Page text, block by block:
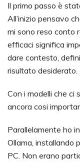
Il primo passo è
All’inizio pensavo
mi sono reso conto
efficaci significa
dare contesto,
risultato desiderato.
Con i modelli che ci
ancora cosi
Parallelamente ho
Ollama, installando
PC. Non erano